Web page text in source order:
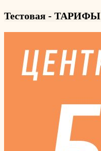
Тестовая - ТАРИФЫ